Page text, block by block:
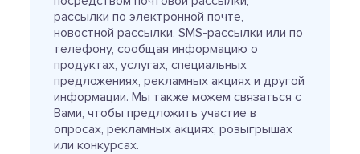
рассылки по электронной почте,
новостной рассылки, SMS-рассылки или по
телефону, сообщая информацию о
продуктах, услугах, специальных
предложениях, рекламных акциях и другой
информации. Мы также можем связаться с
Вами, чтобы предложить участие в
опросах, рекламных акциях, розыгрышах
или конкурсах.